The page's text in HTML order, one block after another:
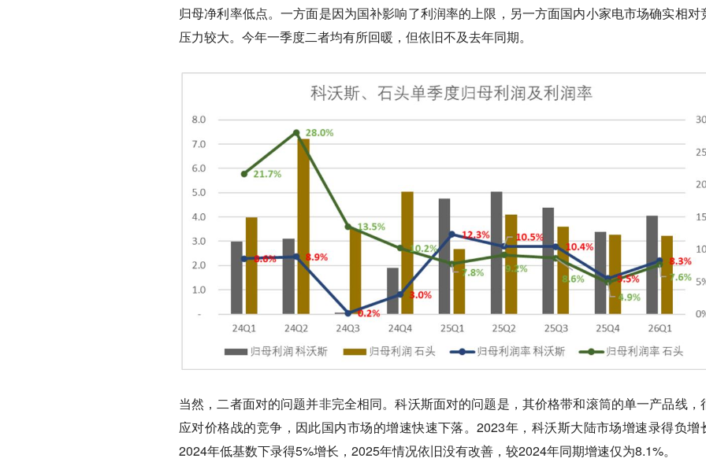
归母净利率低点。一方面是因为国补影响了利润率的上限，另一方面国内小家电市场确实相对
压力较大。今年一季度二者均有所回暖，但依旧不及去年同期。
当然，二者面对的问题并非完全相同。科沃斯面对的问题是，其价格带和滚筒的单一产品线，
应对价格战的竞争，因此国内市场的增速快速下落。2023年，科沃斯大陆市场增速录得负增
2024年低基数下录得5%增长，2025年情况依旧没有改善，较2024年同期增速仅为8.1%。